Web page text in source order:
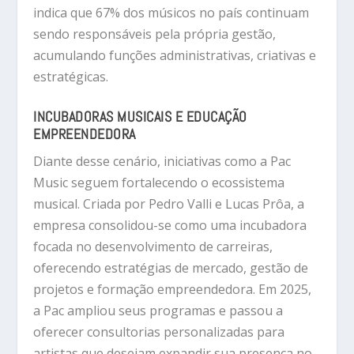
indica que 67% dos músicos no país continuam
sendo responsáveis pela própria gestão,
acumulando funções administrativas, criativas e
estratégicas.
INCUBADORAS MUSICAIS E EDUCAÇÃO
EMPREENDEDORA
Diante desse cenário, iniciativas como a Pac
Music seguem fortalecendo o ecossistema
musical. Criada por Pedro Valli e Lucas Prôa, a
empresa consolidou-se como uma incubadora
focada no desenvolvimento de carreiras,
oferecendo estratégias de mercado, gestão de
projetos e formação empreendedora. Em 2025,
a Pac ampliou seus programas e passou a
oferecer consultorias personalizadas para